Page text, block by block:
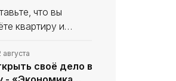
что вы
квартиру и
вам
миллио­нов, но
августа
своё дело в